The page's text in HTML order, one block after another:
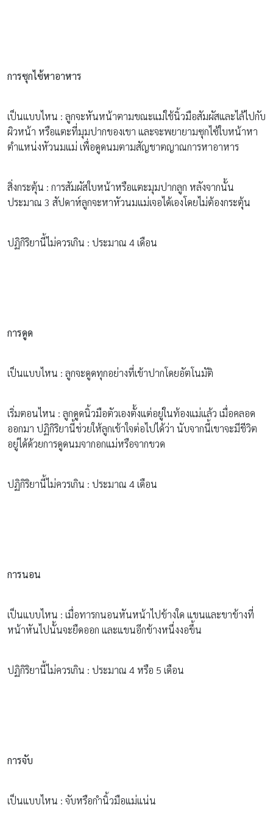
การซุกไซ้หาอาหาร
เป็นแบบไหน : ลูกจะหันหน้าตามขณะแม่ใช้นิ้วมือสัมผัสและไล้ไปกับ
ผิวหน้า หรือแตะที่มุมปากของเขา และจะพยายามซุกไซ้ใบหน้าหา
ตำแหน่งหัวนมแม่ เพื่อดูดนมตามสัญชาตญาณการหาอาหาร
สิ่งกระตุ้น : การสัมผัสใบหน้าหรือแตะมุมปากลูก หลังจากนั้น
ประมาณ 3 สัปดาห์ลูกจะหาหัวนมแม่เจอได้เองโดยไม่ต้องกระตุ้น
ปฏิกิริยานี้ไม่ควรเกิน : ประมาณ 4 เดือน
การดูด
เป็นแบบไหน : ลูกจะดูดทุกอย่างที่เข้าปากโดยอัตโนมัติ
เริ่มตอนไหน : ลูกดูดนิ้วมือตัวเองตั้งแต่อยู่ในท้องแม่แล้ว เมื่อคลอด
ออกมา ปฏิกิริยานี้ช่วยให้ลูกเข้าใจต่อไปได้ว่า นับจากนี้เขาจะมีชีวิต
อยู่ได้ด้วยการดูดนมจากอกแม่หรือจากขวด
ปฏิกิริยานี้ไม่ควรเกิน : ประมาณ 4 เดือน
การนอน
เป็นแบบไหน : เมื่อทารกนอนหันหน้าไปข้างใด แขนและขาข้างที่
หน้าหันไปนั้นจะยืดออก และแขนอีกข้างหนึ่งงอขึ้น
ปฏิกิริยานี้ไม่ควรเกิน : ประมาณ 4 หรือ 5 เดือน
การจับ
เป็นแบบไหน : จับหรือกำนิ้วมือแม่แน่น